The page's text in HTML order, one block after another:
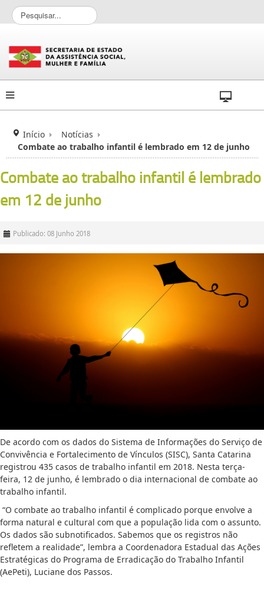
P
e
q
u
i
s
a
Início
Notícias
Combate ao trabalho infantil é lembrado em 12 de junho
Combate ao trabalho infantil é lembrado
em 12 de junho
Publicado: 08 Junho 2018
De acordo com os dados do Sistema de Informações do Serviço de
Convivência e Fortalecimento de Vínculos (SISC), Santa Catarina
registrou 435 casos de trabalho infantil em 2018. Nesta terça-
feira, 12 de junho, é lembrado o dia internacional de combate ao
trabalho infantil.
“O combate ao trabalho infantil é complicado porque envolve a
forma natural e cultural com que a população lida com o assunto.
Os dados são subnotificados. Sabemos que os registros não
refletem a realidade”, lembra a Coordenadora Estadual das Ações
Estratégicas do Programa de Erradicação do Trabalho Infantil
(AePeti), Luciane dos Passos.